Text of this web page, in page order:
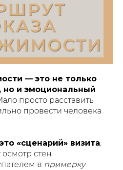
— это не только
и эмоциональный
просто расставить
провести человека
«сценарий» визита,
стен
в примерку